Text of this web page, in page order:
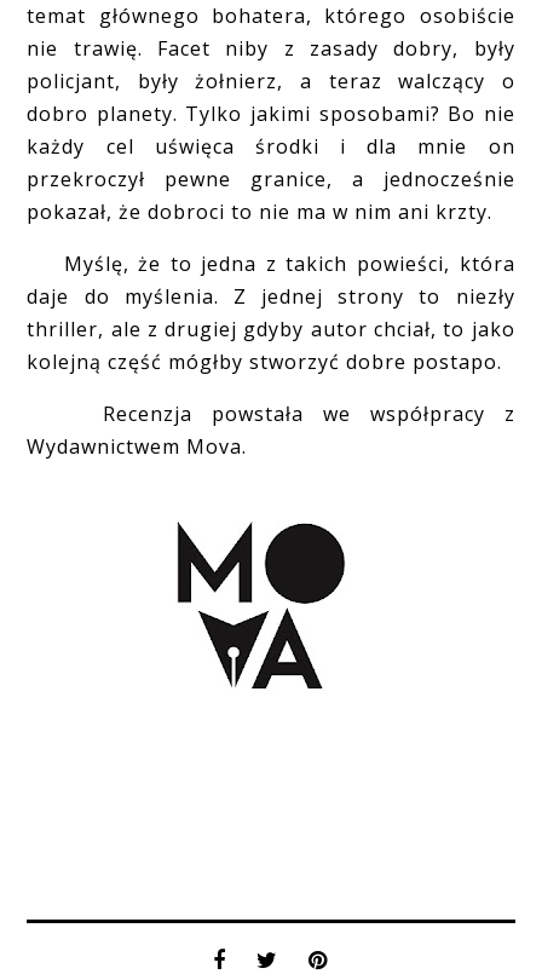
temat głównego bohatera, którego osobiście
nie trawię. Facet niby z zasady dobry, były
policjant, były żołnierz, a teraz walczący o
dobro planety. Tylko jakimi sposobami? Bo nie
każdy cel uświęca środki i dla mnie on
przekroczył pewne granice, a jednocześnie
pokazał, że dobroci to nie ma w nim ani krzty.
Myślę, że to jedna z takich powieści, która
daje do myślenia. Z jednej strony to niezły
thriller, ale z drugiej gdyby autor chciał, to jako
kolejną część mógłby stworzyć dobre postapo.
Recenzja powstała we współpracy z
Wydawnictwem Mova.